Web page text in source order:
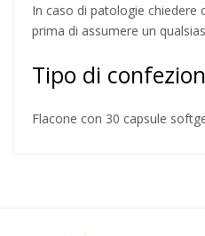
In caso di patologie chiedere
prima di assumere un
Tipo di
Flacone con 30 capsule